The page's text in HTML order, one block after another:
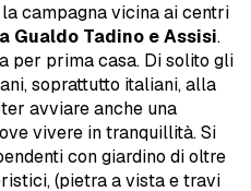
campagna vicina ai centri
Gualdo Tadino e Assisi.
per prima casa. Di solito gli
soprattutto italiani, alla
avviare anche una
vivere in tranquillità. Si
con giardino di oltre
(pietra a vista e travi